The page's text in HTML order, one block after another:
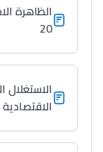
20
الاستغلال